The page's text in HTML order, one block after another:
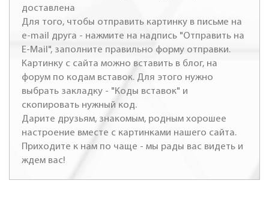
доставлена
Для того, чтобы отправить картинку в письме на
e-mail друга - нажмите на надпись "Отправить на
E-Mail", заполните правильно форму отправки.
Картинку с сайта можно вставить в блог, на
форум по кодам вставок. Для этого нужно
выбрать закладку - "Коды вставок" и
скопировать нужный код.
Дарите друзьям, знакомым, родным хорошее
настроение вместе с картинками нашего сайта.
Приходите к нам по чаще - мы рады вас видеть и
ждем вас!